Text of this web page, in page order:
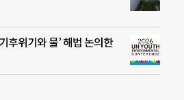
후위기와 물’ 해법 논의한